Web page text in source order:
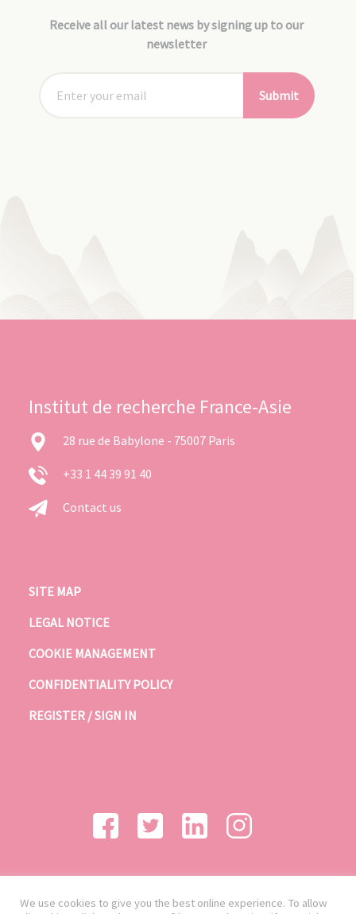
Receive all our latest news by signing up to our
newsletter
Submit
Institut de recherche France-Asie
28 rue de Babylone - 75007 Paris
+33 1 44 39 91 40
Contact us
SITE MAP
LEGAL NOTICE
COOKIE MANAGEMENT
CONFIDENTIALITY POLICY
REGISTER / SIGN IN
We use cookies to give you the best online experience. To allow